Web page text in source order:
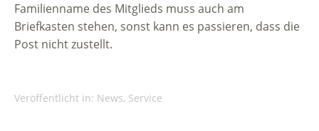
Familienname des Mitglieds muss auch am
Briefkasten stehen, sonst kann es passieren, dass die
Post nicht zustellt.
Veröffentlicht in: News, Service